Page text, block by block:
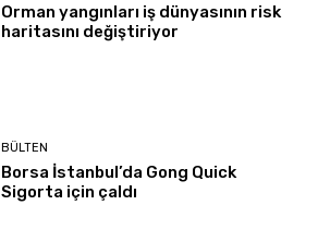
Orman yangınları iş dünyasının risk
haritasını değiştiriyor
BÜLTEN
Borsa İstanbul’da Gong Quick
Sigorta için çaldı